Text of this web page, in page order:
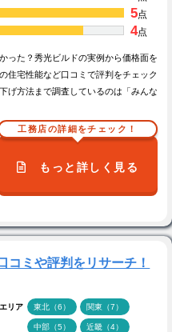
5点
4点
った？秀光ビルドの実例から価格面を
住宅性能など口コミで評判をチェック
げ方法まで調査しているのは「みんな
工務店の詳細をチェック！
もっと詳しく見る
コミや評判をリサーチ！
エリア 東北（6） 関東（7）
中部（5） 近畿（4）